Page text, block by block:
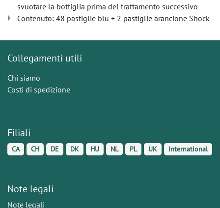
svuotare la bottiglia prima del trattamento successivo
Contenuto: 48 pastiglie blu + 2 pastiglie arancione Shock
Collegamenti utili
Chi siamo
Costi di spedizione
Filiali
CA CH DE DK HU NL PL UK International
Note legali
Note legali